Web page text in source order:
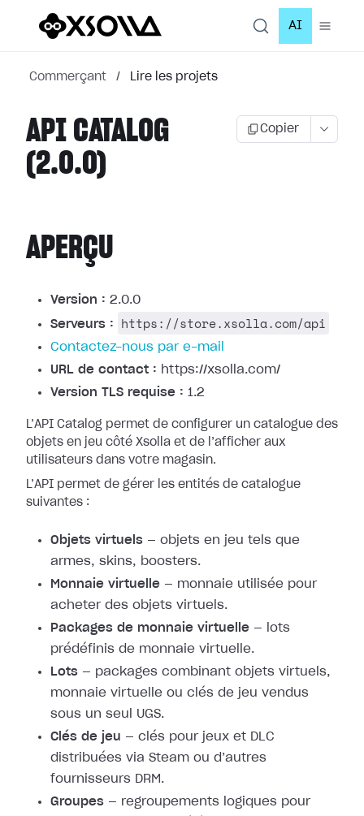
AI
Commerçant / Lire les projets
API CATALOG
(2.0.0)
Copier
APERÇU
Version : 2.0.0
Serveurs :
https://store.xsolla.com/api
Contactez-nous par e-mail
URL de contact : https://xsolla.com/
Version TLS requise : 1.2
L’API Catalog permet de configurer un catalogue des
objets en jeu côté Xsolla et de l’afficher aux
utilisateurs dans votre magasin.
L’API permet de gérer les entités de catalogue
suivantes :
Objets virtuels — objets en jeu tels que
armes, skins, boosters.
Monnaie virtuelle — monnaie utilisée pour
acheter des objets virtuels.
Packages de monnaie virtuelle — lots
prédéfinis de monnaie virtuelle.
Lots — packages combinant objets virtuels,
monnaie virtuelle ou clés de jeu vendus
sous un seul UGS.
Clés de jeu — clés pour jeux et DLC
distribuées via Steam ou d’autres
fournisseurs DRM.
Groupes — regroupements logiques pour